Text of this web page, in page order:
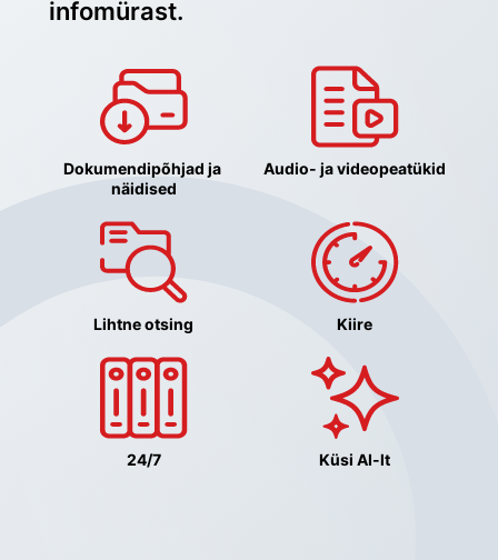
infomürast.
Dokumendipõhjad ja
näidised
Audio- ja videopeatükid
Lihtne otsing Kiire
24/7 Küsi AI-lt